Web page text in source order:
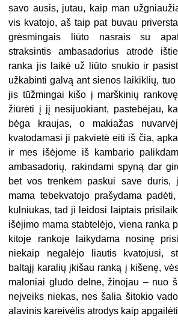
savo ausis, jutau, kaip man
vis kvatojo, aš taip pat buvau
grėsmingais liūto nasrais su
straksintis ambasadorius atrodė
ranka jis laikė už liūto snukio ir
užkabinti galvą ant sienos laikiklių,
jis tūžmingai kišo į marškinių
žiūrėti į jį nesijuokiant, pastebėjau,
bėga kraujas, o makiažas
kvatodamasi ji pakvietė eiti iš čia,
ir mes išėjome iš kambario
ambasadorių, rakindami spyną dar
bet vos trenkėm paskui save duris,
mama tebekvatojo prašydama
kulniukas, tad ji leidosi laiptais
išėjimo mama stabtelėjo, viena ranka
kitoje rankoje laikydama nosinę
niekaip negalėjo liautis kvatojusi,
baltąjį karalių įkišau ranką į kišenę,
maloniai gludo delne, žinojau – nuo
neįveiks niekas, nes šalia šitokio
alavinis kareivėlis atrodys kaip